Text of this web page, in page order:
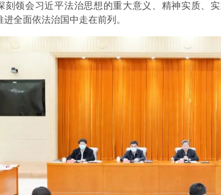
刻领会习近平法治思想的重大意义、精神实质、
进全面依法治国中走在前列。